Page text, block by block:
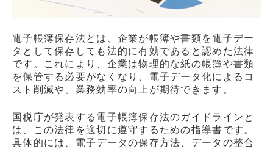
電子帳簿保存法とは、企業が帳簿や書類を電子デー
タとして保存しても法的に有効であると認めた法律
です。これにより、企業は物理的な紙の帳簿や書類
を保管する必要がなくなり、電子データ化によるコ
スト削減や、業務効率の向上が期待できます。
国税庁が発表する電子帳簿保存法のガイドラインと
は、この法律を適切に遵守するための指導書です。
具体的には、電子データの保存方法、データの整合